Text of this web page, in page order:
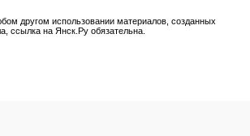
другом использовании материалов, созданных
ссылка на Янск.Ру обязательна.